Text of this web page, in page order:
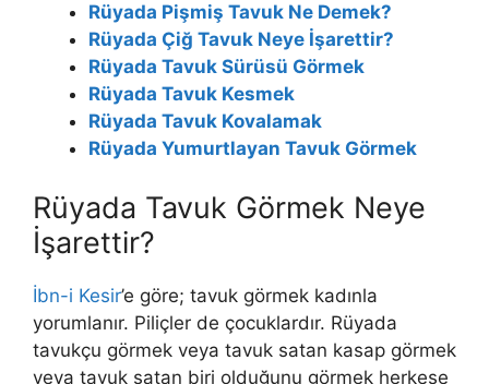
Rüyada Pişmiş Tavuk Ne Demek?
Rüyada Çiğ Tavuk Neye İşarettir?
Rüyada Tavuk Sürüsü Görmek
Rüyada Tavuk Kesmek
Rüyada Tavuk Kovalamak
Rüyada Yumurtlayan Tavuk Görmek
Rüyada Tavuk Görmek Neye
İşarettir?
İbn-i Kesir’e göre; tavuk görmek kadınla
yorumlanır. Piliçler de çocuklardır. Rüyada
tavukçu görmek veya tavuk satan kasap görmek
veya tavuk satan biri olduğunu görmek herkese